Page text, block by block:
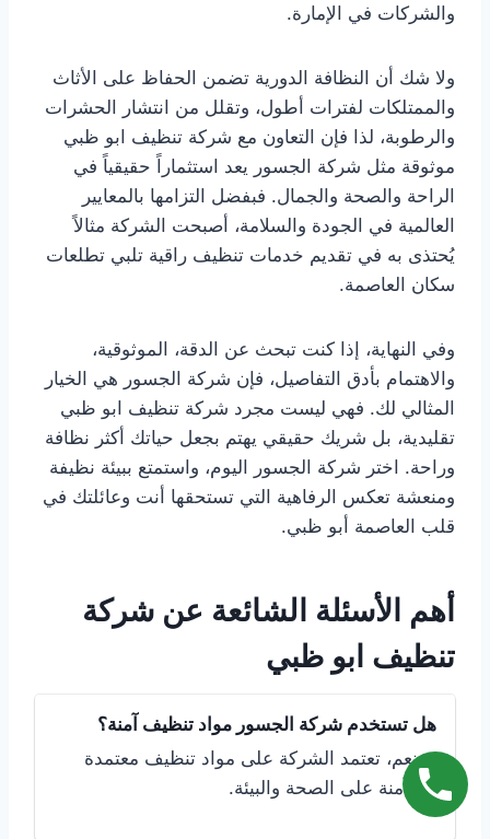
والشركات في الإمارة.
ولا شك أن النظافة الدورية تضمن الحفاظ على الأثاث
والممتلكات لفترات أطول، وتقلل من انتشار الحشرات
والرطوبة، لذا فإن التعاون مع شركة تنظيف ابو ظبي
موثوقة مثل شركة الجسور يعد استثماراً حقيقياً في
الراحة والصحة والجمال. فبفضل التزامها بالمعايير
العالمية في الجودة والسلامة، أصبحت الشركة مثالاً
يُحتذى به في تقديم خدمات تنظيف راقية تلبي تطلعات
سكان العاصمة.
وفي النهاية، إذا كنت تبحث عن الدقة، الموثوقية،
والاهتمام بأدق التفاصيل، فإن شركة الجسور هي الخيار
المثالي لك. فهي ليست مجرد شركة تنظيف ابو ظبي
تقليدية، بل شريك حقيقي يهتم بجعل حياتك أكثر نظافة
وراحة. اختر شركة الجسور اليوم، واستمتع ببيئة نظيفة
ومنعشة تعكس الرفاهية التي تستحقها أنت وعائلتك في
قلب العاصمة أبو ظبي.
أهم الأسئلة الشائعة عن شركة
تنظيف ابو ظبي
هل تستخدم شركة الجسور مواد تنظيف آمنة؟
نعم، تعتمد الشركة على مواد تنظيف معتمدة
وآمنة على الصحة والبيئة.